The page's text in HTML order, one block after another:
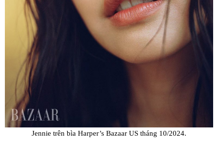
Jennie trên bìa Harper’s Bazaar US tháng 10/2024.